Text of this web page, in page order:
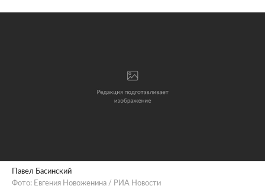
Павел Басинский
Фото: Евгения Новоженина / РИА Новости